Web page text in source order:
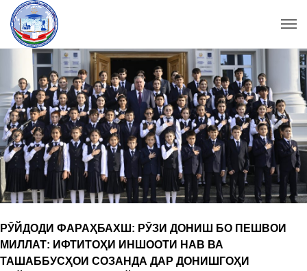
РӮЙДОДИ ФАРАҲБАХШ: РӮЗИ ДОНИШ БО ПЕШВОИ
МИЛЛАТ: ИФТИТОҲИ ИНШООТИ НАВ ВА
ТАШАББУСҲОИ СОЗАНДА ДАР ДОНИШГОҲИ